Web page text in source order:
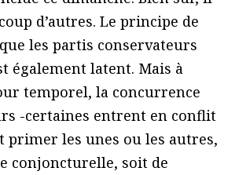
d’autres. Le principe de
les partis conservateurs
également latent. Mais à
temporel, la concurrence
-certaines entrent en conflit
primer les unes ou les autres,
conjoncturelle, soit de